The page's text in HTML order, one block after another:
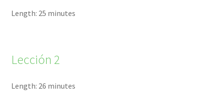
Length: 25 minutes
Lección 2
Length: 26 minutes